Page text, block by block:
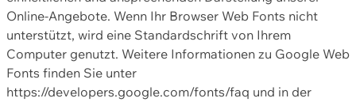
Online-Angebote. Wenn Ihr Browser Web Fonts nicht
unterstützt, wird eine Standardschrift von Ihrem
Computer genutzt. Weitere Informationen zu Google Web
Fonts finden Sie unter
https://developers.google.com/fonts/faq und in der